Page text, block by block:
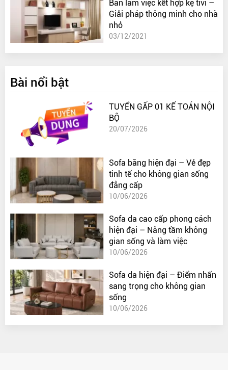
Bàn làm việc kết hợp kệ tivi –
Giải pháp thông minh cho nhà
nhỏ
03/12/2021
Bài nổi bật
TUYỂN GẤP 01 KẾ TOÁN NỘI
BỘ
20/07/2026
Sofa băng hiện đại – Vẻ đẹp
tinh tế cho không gian sống
đẳng cấp
10/06/2026
Sofa da cao cấp phong cách
hiện đại – Nâng tầm không
gian sống và làm việc
10/06/2026
Sofa da hiện đại – Điểm nhấn
sang trọng cho không gian
sống
10/06/2026